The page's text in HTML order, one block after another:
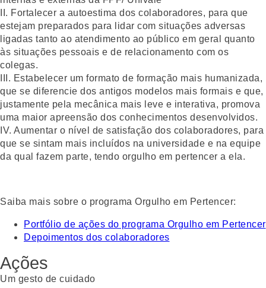
II. Fortalecer a autoestima dos colaboradores, para que
estejam preparados para lidar com situações adversas
ligadas tanto ao atendimento ao público em geral quanto
às situações pessoais e de relacionamento com os
colegas.
III. Estabelecer um formato de formação mais humanizada,
que se diferencie dos antigos modelos mais formais e que,
justamente pela mecânica mais leve e interativa, promova
uma maior apreensão dos conhecimentos desenvolvidos.
IV. Aumentar o nível de satisfação dos colaboradores, para
que se sintam mais incluídos na universidade e na equipe
da qual fazem parte, tendo orgulho em pertencer a ela.
Saiba mais sobre o programa Orgulho em Pertencer:
Portfólio de ações do programa Orgulho em Pertencer
Depoimentos dos colaboradores
Ações
Um gesto de cuidado